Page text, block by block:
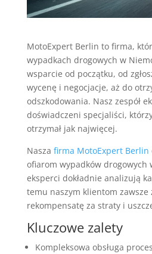
MotoExpert Berlin to firma,
wypadkach drogowych w
wsparcie od początku, od
wycenę i negocjacje, aż do
odszkodowania. Nasz zespół
doświadczeni specjaliści,
otrzymał jak najwięcej.
Nasza firma MotoExpert Berlin
ofiarom wypadków drogowych
eksperci dokładnie analizują
temu naszym klientom zawsze
rekompensatę za straty i
Kluczowe zalety
Kompleksowa obsługa